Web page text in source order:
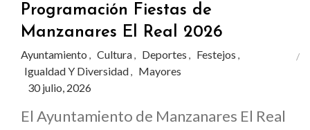
Programación Fiestas de
Manzanares El Real 2026
Ayuntamiento , Cultura, Deportes , Festejos ,
Igualdad Y Diversidad, Mayores
30 julio, 2026
El Ayuntamiento de Manzanares El Real